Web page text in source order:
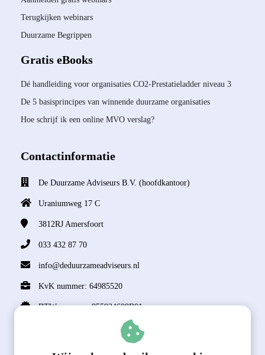
Terugkijken webinars
Duurzame Begrippen
Gratis eBooks
Dé handleiding voor organisaties CO2-Prestatieladder niveau 3
De 5 basisprincipes van winnende duurzame organisaties
Hoe schrijf ik een online MVO verslag?
Contactinformatie
De Duurzame Adviseurs B.V. (hoofdkantoor)
Uraniumweg 17 C
3812RJ Amersfoort
033 432 87 70
info@deduurzameadviseurs.nl
KvK nummer: 64985520
BTW nummer: 855934608B01